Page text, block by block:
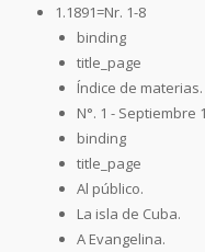
1.1891=Nr. 1-8
binding
title_page
Índice de materias.
N°. 1 - Septiembre
binding
title_page
Al público.
La isla de Cuba.
A Evangelina.